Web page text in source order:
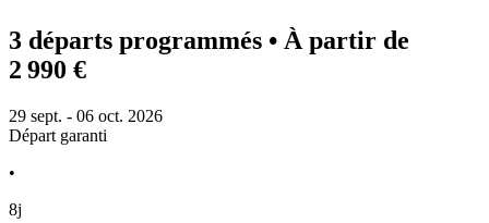
3 départs programmés • À partir de
2 990 €
29 sept. - 06 oct. 2026
Départ garanti
•
8j